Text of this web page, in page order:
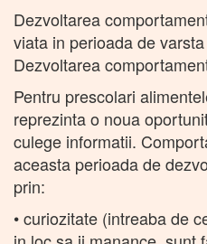
Dezvoltarea
viata in perioada de
Dezvoltarea
Pentru prescolari
reprezinta o noua
culege informatii.
aceasta perioada de
prin:
• curiozitate (intreaba de